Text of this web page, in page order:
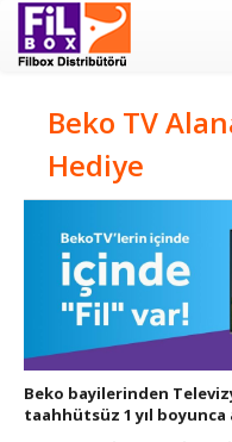
Beko TV
Hediye
Beko bayilerinden
taahhütsüz 1 yıl boyunca